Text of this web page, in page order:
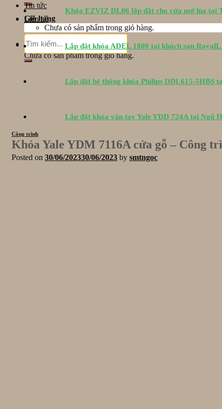
Giỏ hàng
Chưa có sản phẩm trong giỏ hàng.
Giỏ hàng
Chưa có sản phẩm trong giỏ hàng.
Tin tức
Liên hệ
Tìm
kiếm:
Khóa EZVIZ DL06 lắp đặt cho cửa mở lùa tại
Lắp đặt khóa ADEL 1800 tại khách sạn
Lắp đặt hệ thống khóa Philips DDL615-5HBS
Lắp đặt khóa vân tay Yale YDD 724A tại Ngũ
Công trình
Khóa Yale YDM 7116A cửa gỗ – Công
Posted on 30/06/202330/06/2023 by smtngoc